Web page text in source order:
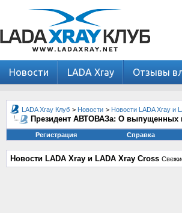
Новости LADA Xray Отзывы
LADA Xray Клуб > Новости > Новости LADA Xray и
Президент АВТОВАЗа: О выпущенных
Регистрация Справка
Новости LADA Xray и LADA Xray Cross